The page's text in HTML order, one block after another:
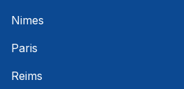
Nimes
Paris
Reims